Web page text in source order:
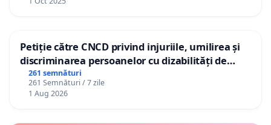
Petiție către CNCD privind injuriile, umilirea și
discriminarea persoanelor cu dizabilități de
către utilizatorul TikTok „Gorici”
261 semnături
261 Semnături / 7 zile
1 Aug 2026